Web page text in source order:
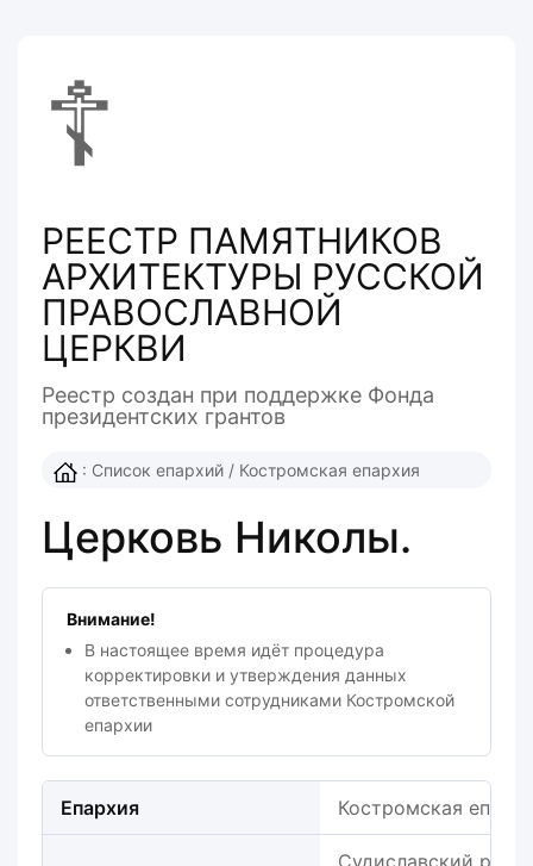
☦
РЕЕСТР ПАМЯТНИКОВ
АРХИТЕКТУРЫ РУССКОЙ
ПРАВОСЛАВНОЙ
ЦЕРКВИ
Реестр создан при поддержке Фонда
президентcких грантов
: Список епархий / Костромская епархия
Церковь Николы.
Внимание!
В настоящее время идёт процедура
корректировки и утверждения данных
ответственными сотрудниками Костромской
епархии
Епархия Костромская
Судиславский